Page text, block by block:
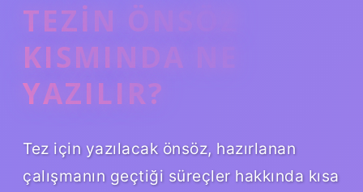
TEZIN ÖNSÖZ
KISMINDA NE
YAZILIR?
Tez için yazılacak önsöz, hazırlanan
çalışmanın geçtiği süreçler hakkında kısa